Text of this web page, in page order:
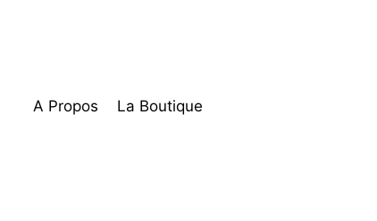
A Propos La Boutique